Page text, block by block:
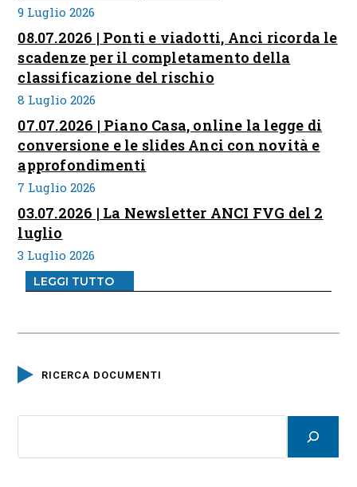
9 Luglio 2026
08.07.2026 | Ponti e viadotti, Anci ricorda le
scadenze per il completamento della
classificazione del rischio
8 Luglio 2026
07.07.2026 | Piano Casa, online la legge di
conversione e le slides Anci con novità e
approfondimenti
7 Luglio 2026
03.07.2026 | La Newsletter ANCI FVG del 2
luglio
3 Luglio 2026
LEGGI TUTTO
RICERCA DOCUMENTI